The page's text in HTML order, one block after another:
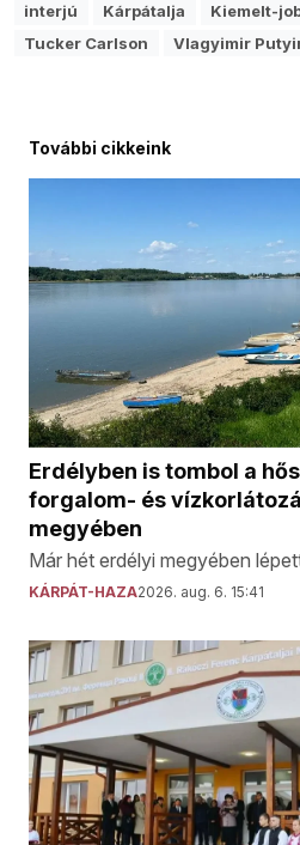
interjú Kárpátalja Kiemelt-
Tucker Carlson
Vlagyimir
További cikkeink
Erdélyben is tombol a
forgalom- és
megyében
Már hét erdélyi megyében
KÁRPÁT-HAZA2026. aug. 6. 15:41